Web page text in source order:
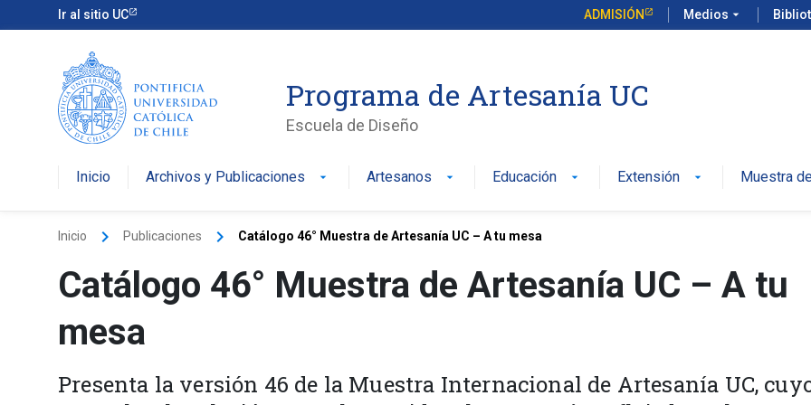
Ir al sitio UC ADMISIÓN Medios arrow_drop_down
Programa de Artesanía UC
Escuela de Diseño
Inicio Archivos y Publicaciones arrow_drop_down Artesanos arrow_drop_down Educación arrow_drop_down Extensión arrow_drop_down Muestra
Inicio keyboard_arrow_right Publicaciones keyboard_arrow_right Catálogo 46° Muestra de Artesanía UC – A tu mesa
Catálogo 46° Muestra de Artesanía UC – A tu
mesa
Presenta la versión 46 de la Muestra Internacional de Artesanía UC,